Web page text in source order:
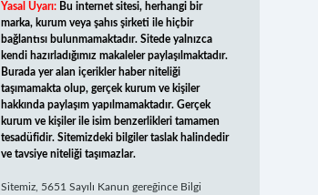
Yasal Uyarı: Bu internet sitesi, herhangi bir
marka, kurum veya şahıs şirketi ile hiçbir
bağlantısı bulunmamaktadır. Sitede yalnızca
kendi hazırladığımız makaleler paylaşılmaktadır.
Burada yer alan içerikler haber niteliği
taşımamakta olup, gerçek kurum ve kişiler
hakkında paylaşım yapılmamaktadır. Gerçek
kurum ve kişiler ile isim benzerlikleri tamamen
tesadüfidir. Sitemizdeki bilgiler taslak halindedir
ve tavsiye niteliği taşımazlar.
Sitemiz, 5651 Sayılı Kanun gereğince Bilgi